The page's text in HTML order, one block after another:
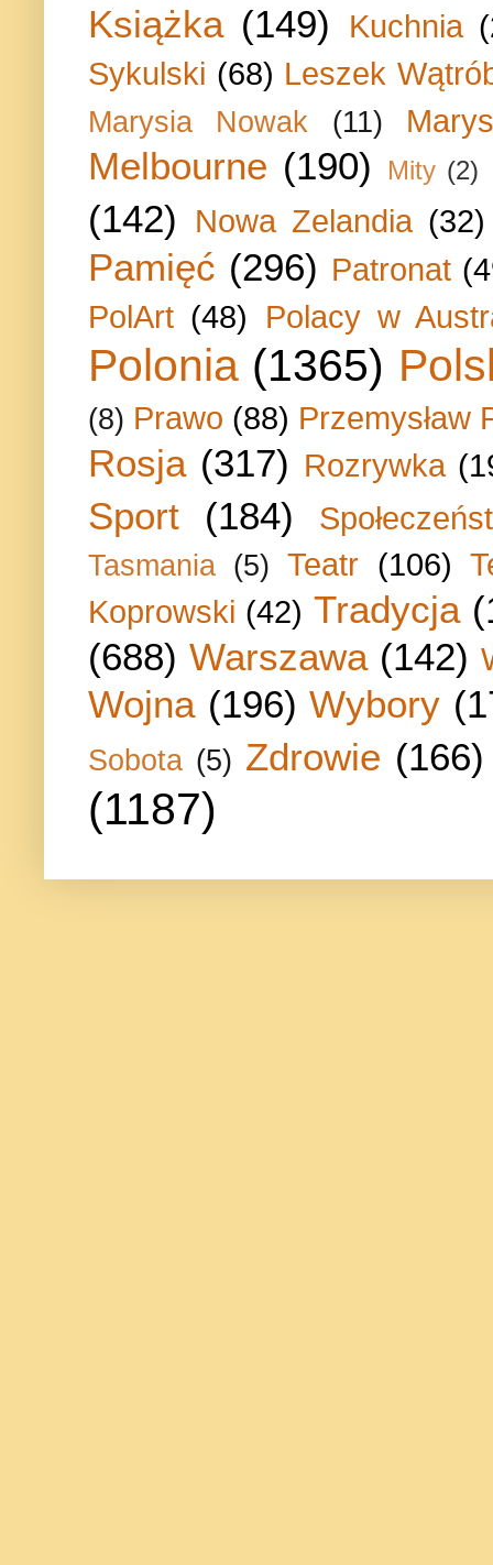
Książka (149) Kuchnia
Sykulski (68) Leszek
Marysia Nowak (11)
Melbourne (190) Mity (2)
(142) Nowa Zelandia (32)
Pamięć (296) Patronat
PolArt (48) Polacy w
Polonia (1365)
(8) Prawo (88) Przemysław
Rosja (317) Rozrywka
Sport (184)
Tasmania (5) Teatr (106)
Koprowski (42) Tradycja
(688) Warszawa (142)
Wojna (196) Wybory
Sobota (5) Zdrowie (166)
(1187)